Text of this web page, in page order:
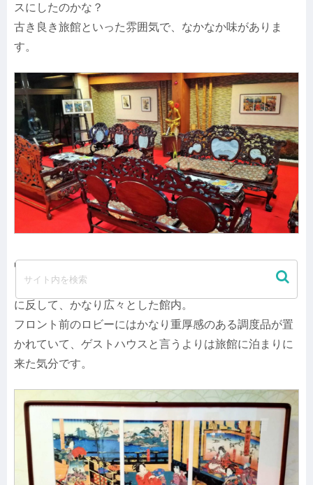
スにしたのかな？
古き良き旅館といった雰囲気で、なかなか味がありま
す。
中に入って、びっくり！
もっとこぢんまりとした宿を想像していましたが、予想
に反して、かなり広々とした館内。
フロント前のロビーにはかなり重厚感のある調度品が置
かれていて、ゲストハウスと言うよりは旅館に泊まりに
来た気分です。